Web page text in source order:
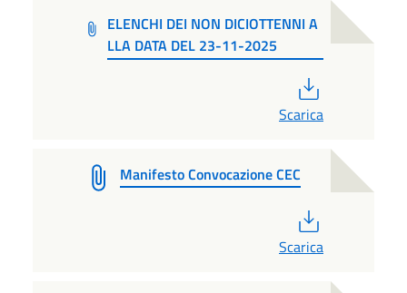
ELENCHI DEI NON DICIOTTENNI A
LLA DATA DEL 23-11-2025
Scarica
Manifesto Convocazione CEC
Scarica